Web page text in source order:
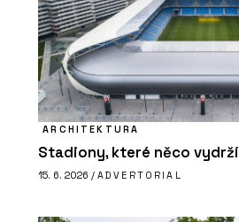
ARCHITEKTURA
Stadiony, které něco vydrží
15. 6. 2026 / ADVERTORIAL